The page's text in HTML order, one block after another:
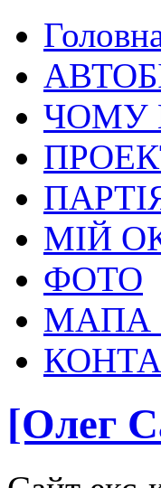
ЧОМУ
МІЙ
ФОТО
МАПА
[Олег